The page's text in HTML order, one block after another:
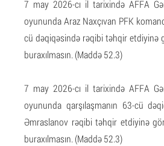
7 may 2026-cı il tarixində AFFA
oyununda Araz Naxçıvan PFK
cü dəqiqəsində rəqibi təhqir etdiyinə
buraxılmasın. (Maddə 52.3)
7 may 2026-cı il tarixində AFFA
oyununda qarşılaşmanın 63-cü
Əmraslanov rəqibi təhqir etdiyinə
buraxılmasın. (Maddə 52.3)